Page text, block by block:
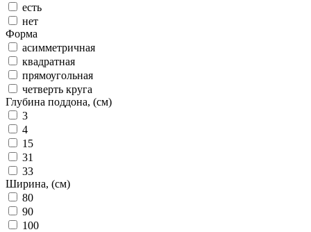
есть
нет
Форма
асимметричная
квадратная
прямоугольная
четверть круга
Глубина поддона, (см)
3
4
15
31
33
Ширина, (см)
80
90
100